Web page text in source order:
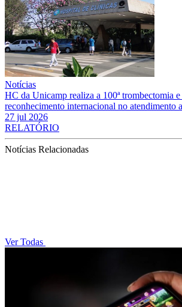
Notícias
HC da Unicamp realiza a 100ª trombectomia e
reconhecimento internacional no atendimento
27 jul 2026
RELATÓRIO
Notícias Relacionadas
Ver Todas